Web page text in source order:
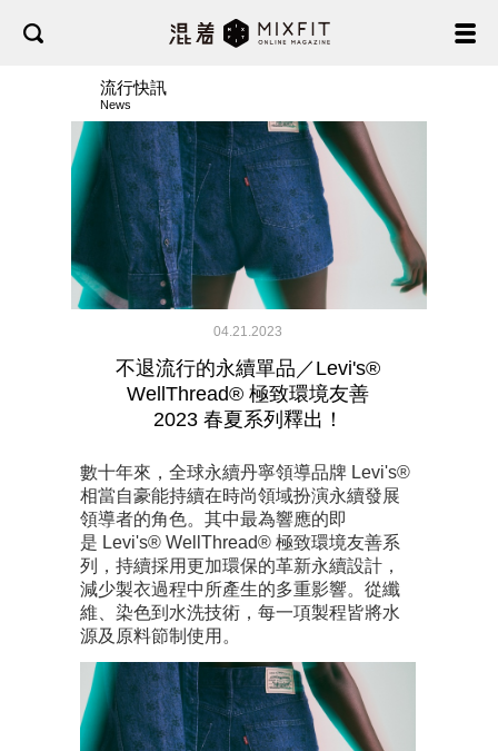
流行快訊
News
04.21.2023
不退流行的永續單品／Levi's®
WellThread® 極致環境友善
2023 春夏系列釋出！
數十年來，全球永續丹寧領導品牌 Levi's®
相當自豪能持續在時尚領域扮演永續發展
領導者的角色。其中最為響應的即
是 Levi's® WellThread® 極致環境友善系
列，持續採用更加環保的革新永續設計，
減少製衣過程中所產生的多重影響。從纖
維、染色到水洗技術，每一項製程皆將水
源及原料節制使用。